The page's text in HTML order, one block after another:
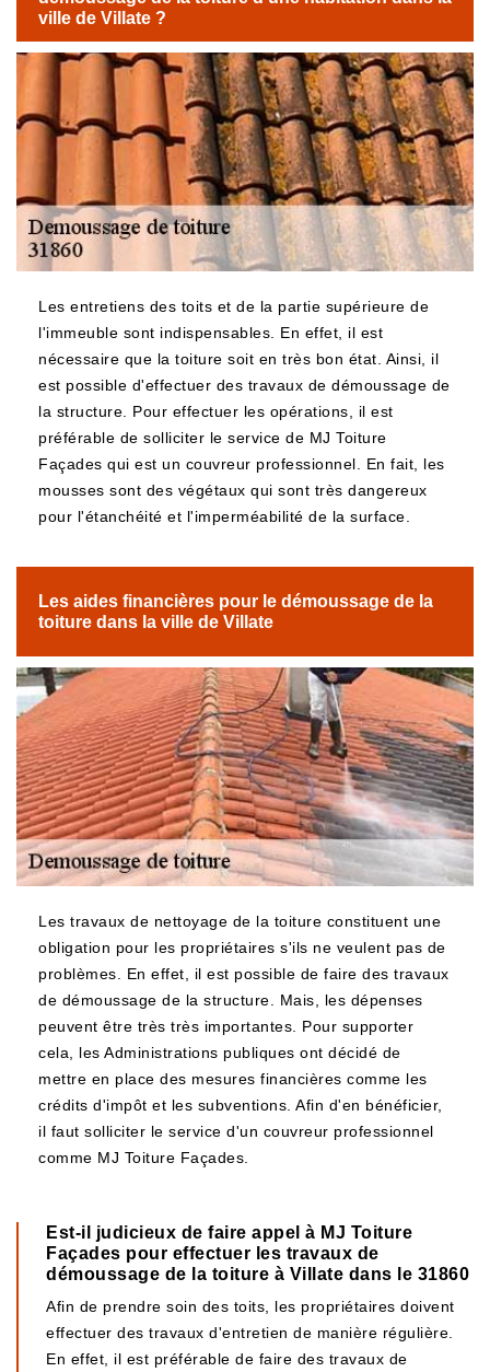
ville de Villate ?
Les entretiens des toits et de la partie supérieure de
l'immeuble sont indispensables. En effet, il est
nécessaire que la toiture soit en très bon état. Ainsi, il
est possible d'effectuer des travaux de démoussage de
la structure. Pour effectuer les opérations, il est
préférable de solliciter le service de MJ Toiture
Façades qui est un couvreur professionnel. En fait, les
mousses sont des végétaux qui sont très dangereux
pour l'étanchéité et l'imperméabilité de la surface.
Les aides financières pour le démoussage de la
toiture dans la ville de Villate
Les travaux de nettoyage de la toiture constituent une
obligation pour les propriétaires s'ils ne veulent pas de
problèmes. En effet, il est possible de faire des travaux
de démoussage de la structure. Mais, les dépenses
peuvent être très très importantes. Pour supporter
cela, les Administrations publiques ont décidé de
mettre en place des mesures financières comme les
crédits d'impôt et les subventions. Afin d'en bénéficier,
il faut solliciter le service d'un couvreur professionnel
comme MJ Toiture Façades.
Est-il judicieux de faire appel à MJ Toiture
Façades pour effectuer les travaux de
démoussage de la toiture à Villate dans le 31860
Afin de prendre soin des toits, les propriétaires doivent
effectuer des travaux d'entretien de manière régulière.
En effet, il est préférable de faire des travaux de